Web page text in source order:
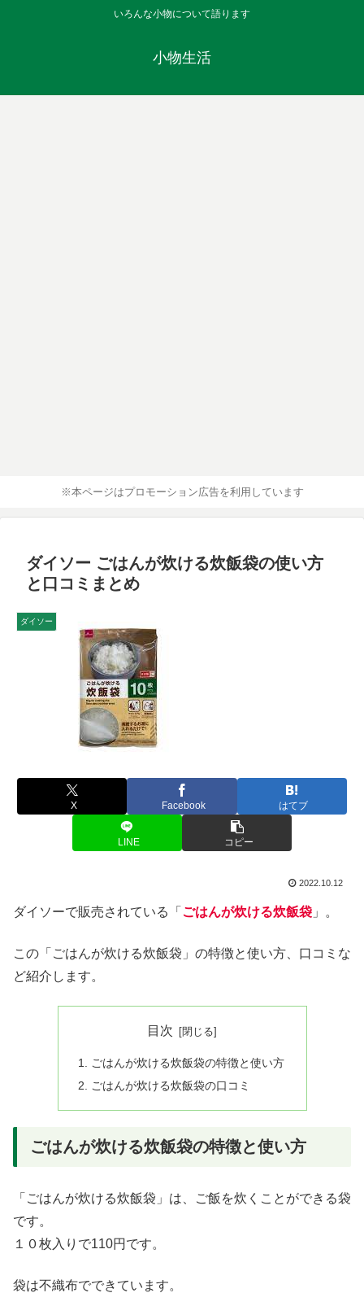
いろんな小物について語ります
小物生活
※本ページはプロモーション広告を利用しています
ダイソー ごはんが炊ける炊飯袋の使い方
と口コミまとめ
ダイソー
X Facebook はてブ
LINE コピー
2022.10.12
ダイソーで販売されている「 ごはんが炊ける炊飯袋 」。
この「ごはんが炊ける炊飯袋」の特徴と使い方、口コミな
ど紹介します。
目次
ごはんが炊ける炊飯袋の特徴と使い方
ごはんが炊ける炊飯袋の口コミ
ごはんが炊ける炊飯袋の特徴と使い方
「ごはんが炊ける炊飯袋」は、ご飯を炊くことができる袋
です。
１０枚入りで110円です。
袋は不織布でできています。